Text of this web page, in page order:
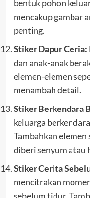
bentuk pohon
mencakup gambar
penting.
Stiker Dapur Ceria:
dan anak-anak
elemen-elemen
menambah detail.
Stiker Berkendara
keluarga
Tambahkan
diberi senyum atau
Stiker Cerita
mencitrakan
sebelum tidur.